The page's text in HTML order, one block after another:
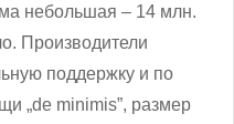
небольшая – 14 млн.
Производители
поддержку и по
„de minimis”, размер